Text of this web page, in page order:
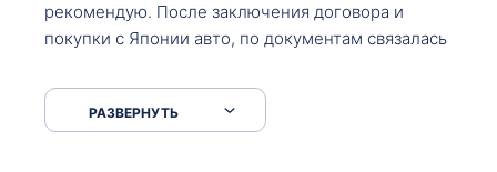
рекомендую. После заключения договора и
покупки с Японии авто, по документам связалась
что заполнить, куда зайти, образцы и т.д. После
приехал за авто. Меня тепло встретили Сергей с
РАЗВЕРНУТЬ